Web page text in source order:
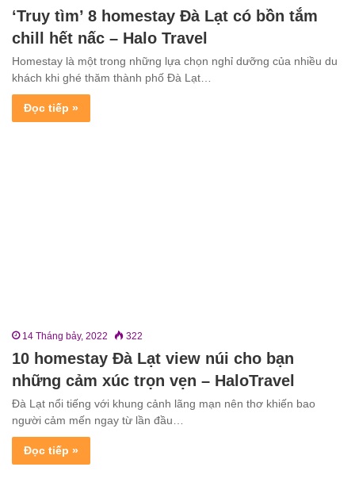
‘Truy tìm’ 8 homestay Đà Lạt có bồn tắm
chill hết nấc – Halo Travel
Homestay là một trong những lựa chọn nghỉ dưỡng của nhiều du
khách khi ghé thăm thành phố Đà Lạt…
Đọc tiếp »
14 Tháng bảy, 2022 322
10 homestay Đà Lạt view núi cho bạn
những cảm xúc trọn vẹn – HaloTravel
Đà Lạt nổi tiếng với khung cảnh lãng mạn nên thơ khiến bao
người cảm mến ngay từ lần đầu…
Đọc tiếp »